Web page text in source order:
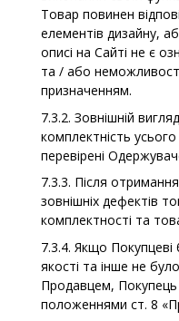
Товар повинен
елементів дизайну,
описі на Сайті не є
та / або
призначенням.
7.3.2. Зовнішній
комплектність
перевірені
7.3.3. Після
зовнішніх дефектів
комплектності та
7.3.4. Якщо
якості та інше не
Продавцем,
положеннями ст. 8